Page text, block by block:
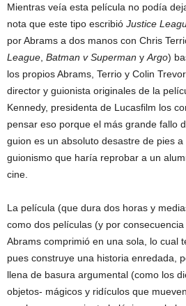
Mientras veía esta película no podía
nota que este tipo escribió Justice
por Abrams a dos manos con Chris
League Batman v Superman y Argo)
los propios Abrams, Terrio y Colin
director y guionista originales de la
Kennedy, presidenta de Lucasfilm los
pensar eso porque el más grande fallo
guion es un absoluto desastre de pies
guionismo que haría reprobar a un
cine.
La película (que dura dos horas y
como dos películas (y por
Abrams comprimió en una sola, lo cual
pues construye una historia enredada,
llena de basura argumental (como los
objetos- mágicos y ridículos que